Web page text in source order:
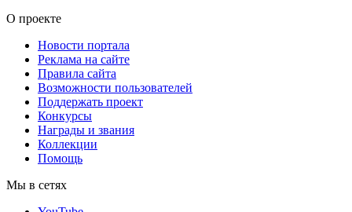
О проекте
Новости портала
Реклама на сайте
Правила сайта
Возможности пользователей
Поддержать проект
Конкурсы
Награды и звания
Коллекции
Помощь
Мы в сетях